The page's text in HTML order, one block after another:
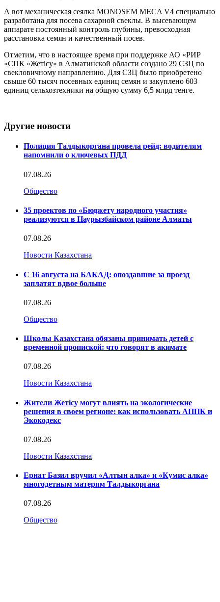
А вот механическая сеялка MONOSEM MECA V4 специально
разработана для посева сахарной свеклы. В высевающем
аппарате постоянный контроль глубины, превосходная
расстановка семян и качественный посев.
Отметим, что в настоящее время при поддержке АО «РИР
«СПК «Жетісу» в Алматинской области создано 29 СЗЦ по
свекловичному направлению. Для СЗЦ было приобретено
свыше 60 тысяч посевных единиц семян и закуплено 603
единиц сельхозтехники на общую сумму 6,5 млрд тенге.
Другие новости
Полиция Талдыкоргана провела рейд: водителям
напомнили о ключевых ПДД
07.08.26
Общество
35 проектов по «Бюджету народного участия»
реализуются в Наурызбайском районе Алматы
07.08.26
Новости Казахстана
С 16 августа на БАКАД: опоздавшие за проезд
заплатят вдвое больше
07.08.26
Общество
Школы Казахстана обязаны принимать детей с
временной пропиской: что говорят в акимате
07.08.26
Новости Казахстана
Жители Жетісу могут влиять на экологические
решения в своем регионе: как использовать АППК и
Экокодекс
07.08.26
Новости Казахстана
Ернат Базил вручил «Алтын алка» и «Кумис алка»
многодетным матерям Талдыкоргана
07.08.26
Общество